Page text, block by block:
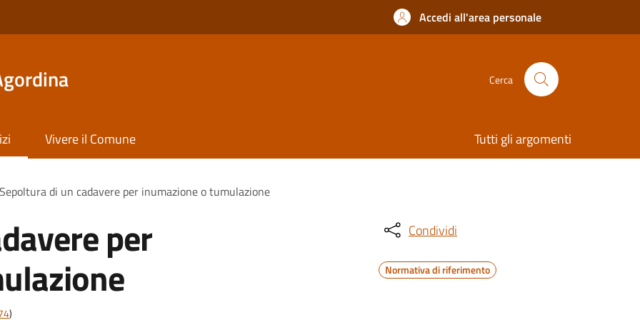
Accedi all'area personale
Cerca
Vivere il Comune Tutti gli argomenti
Sepoltura di un cadavere per inumazione o tumulazione
per
)
Condividi
Normativa di riferimento